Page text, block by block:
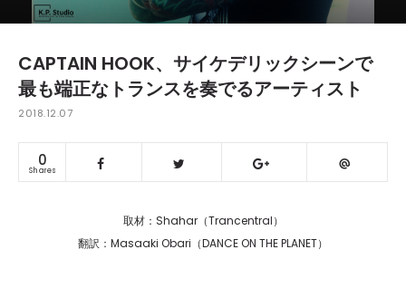
CAPTAIN HOOK、サイケデリックシーンで
最も端正なトランスを奏でるアーティスト
2018.12.07
0
Shares
取材：Shahar（Trancentral）
翻訳：Masaaki Obari（DANCE ON THE PLANET）